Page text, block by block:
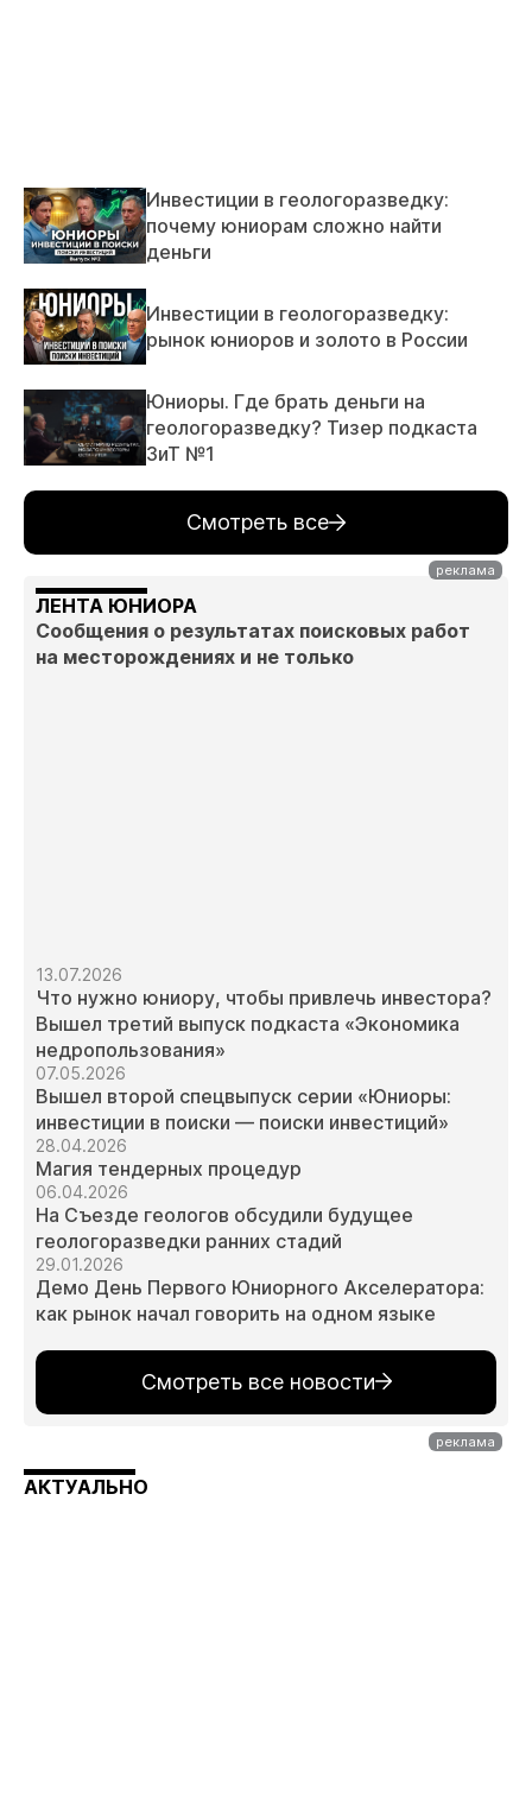
Инвестиции в геологоразведку:
почему юниорам сложно найти
деньги
Инвестиции в геологоразведку:
рынок юниоров и золото в России
Юниоры. Где брать деньги на
геологоразведку? Тизер подкаста
ЗиТ №1
Смотреть все
ЛЕНТА ЮНИОРА
Сообщения о результатах поисковых работ
на месторождениях и не только
13.07.2026
Что нужно юниору, чтобы привлечь инвестора?
Вышел третий выпуск подкаста «Экономика
недропользования»
07.05.2026
Вышел второй спецвыпуск серии «Юниоры:
инвестиции в поиски — поиски инвестиций»
28.04.2026
Магия тендерных процедур
06.04.2026
На Съезде геологов обсудили будущее
геологоразведки ранних стадий
29.01.2026
Демо День Первого Юниорного Акселератора:
как рынок начал говорить на одном языке
Смотреть все новости
АКТУАЛЬНО